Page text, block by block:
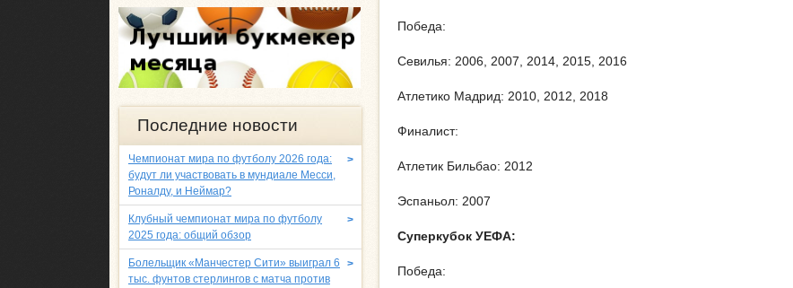
Победа:
Севилья: 2006, 2007, 2014, 2015, 2016
Атлетико Мадрид: 2010, 2012, 2018
Финалист:
Атлетик Бильбао: 2012
Эспаньол: 2007
Суперкубок УЕФА:
Победа:
Последние новости
>
Чемпионат мира по футболу 2026 года:
будут ли участвовать в мундиале Месси,
Роналду, и Неймар?
>
Клубный чемпионат мира по футболу
2025 года: общий обзор
>
Болельщик «Манчестер Сити» выиграл 6
тыс. фунтов стерлингов с матча против